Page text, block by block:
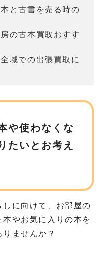
と古書を売る時の
の古本買取おすす
域での出張買取に
や使わなくな
たいとお考え
に向けて、お部屋の
やお気に入りの本を
ませんか？